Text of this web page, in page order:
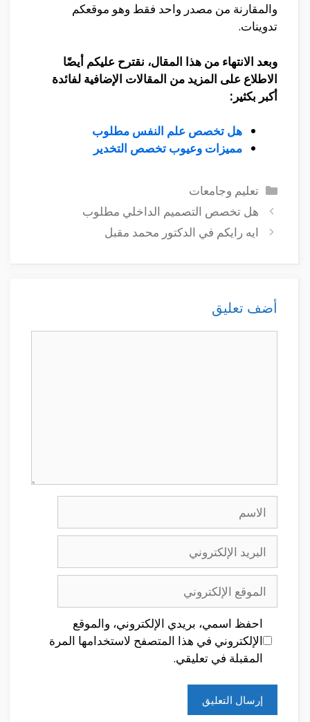
والمقارنة من مصدر واحد فقط وهو موقعكم
تدوينات.
وبعد الانتهاء من هذا المقال، نقترح عليكم أيضًا
الاطلاع على المزيد من المقالات الإضافية لفائدة
أكبر بكثير:
هل تخصص علم النفس مطلوب
مميزات وعيوب تخصص التخدير
التصنيفات
تعليم وجامعات
هل تخصص التصميم الداخلي مطلوب
ايه رايكم في الدكتور محمد مقبل
أضف تعليق
الاسم
البريد
الإلكتروني
الموقع
الإلكتروني
احفظ اسمي، بريدي الإلكتروني، والموقع
الإلكتروني في هذا المتصفح لاستخدامها المرة
المقبلة في تعليقي.